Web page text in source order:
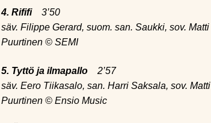
4. Rififi3’50
säv. Filippe Gerard, suom. san. Saukki, sov. Matti
Puurtinen © SEMI
5. Tyttö ja ilmapallo2’57
säv. Eero Tiikasalo, san. Harri Saksala, sov. Matti
Puurtinen © Ensio Music